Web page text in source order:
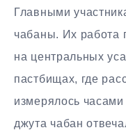
Главными
чабаны. Их работа
на центральных
пастбищах, где
измерялось
джута чабан